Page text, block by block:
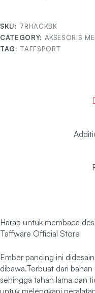
SKU: 7RHACKBK
CATEGORY: AKSESORIS
TAG: TAFFSPORT
Harap untuk membaca
Taffware Official Store
Ember pancing ini
dibawa.Terbuat dari
sehingga tahan lama dan